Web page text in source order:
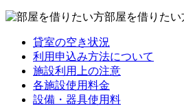
部屋を借りたい
貸室の空き状況
利用申込み方法について
施設利用上の注意
各施設使用料金
設備・器具使用料